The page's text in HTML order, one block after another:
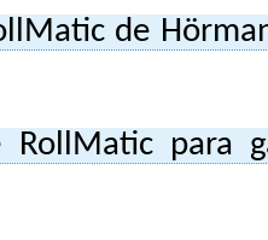
de
RollMatic para